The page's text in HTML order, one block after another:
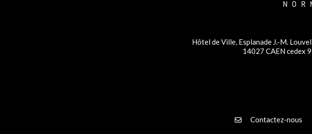
Hôtel de Ville, Esplanade J.-M. Louvel
14027 CAEN cedex 9
Contactez-nous